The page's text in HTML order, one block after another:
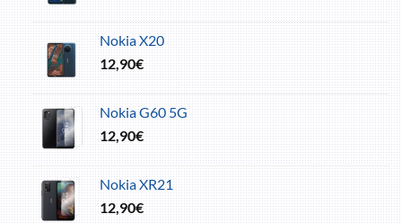
Nokia X20
12,90€
Nokia G60 5G
12,90€
Nokia XR21
12,90€